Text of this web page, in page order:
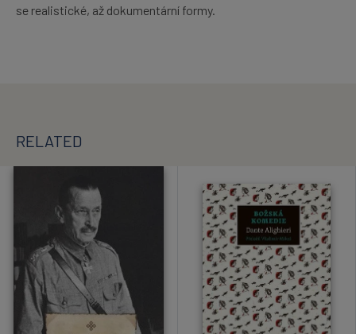
se realistické, až dokumentární formy.
RELATED